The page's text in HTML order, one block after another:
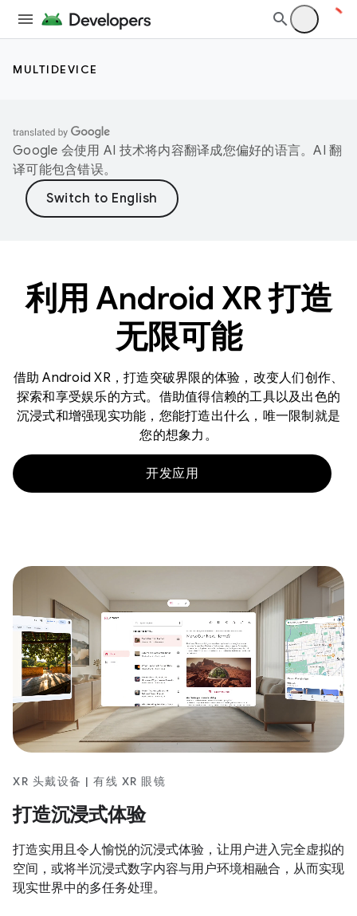
MULTIDEVICE
Google 会使用 AI 技术将内容翻译成您偏好的语言。AI 翻
译可能包含错误。
利用 Android XR 打造
无限可能
借助 Android XR，打造突破界限的体验，改变人们创作、
探索和享受娱乐的方式。借助值得信赖的工具以及出色的
沉浸式和增强现实功能，您能打造出什么，唯一限制就是
您的想象力。
开发应用
XR 头戴设备 | 有线 XR 眼镜
打造沉浸式体验
打造实用且令人愉悦的沉浸式体验，让用户进入完全虚拟的
空间，或将半沉浸式数字内容与用户环境相融合，从而实现
现实世界中的多任务处理。